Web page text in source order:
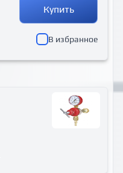
Купить
В избранное